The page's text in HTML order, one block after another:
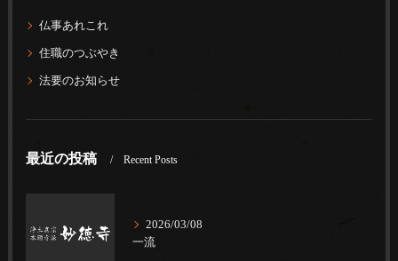
仏事あれこれ
住職のつぶやき
法要のお知らせ
最近の投稿 Recent Posts
2026/03/08
一流